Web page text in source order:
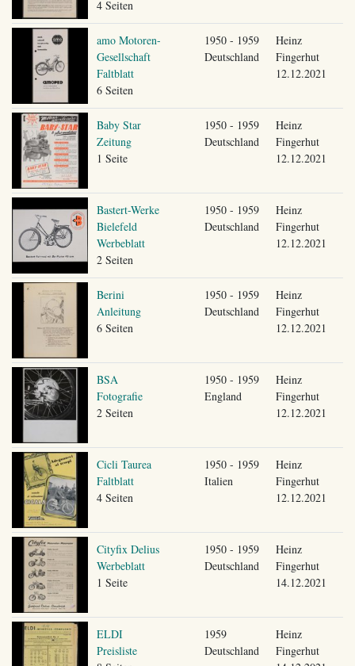
4 Seiten
amo Motoren-
Gesellschaft
Faltblatt
6 Seiten
1950 - 1959
Deutschland
Heinz
Fingerhut
12.12.2021
Baby Star
Zeitung
1 Seite
1950 - 1959
Deutschland
Heinz
Fingerhut
12.12.2021
Bastert-Werke
Bielefeld
Werbeblatt
2 Seiten
1950 - 1959
Deutschland
Heinz
Fingerhut
12.12.2021
Berini
Anleitung
6 Seiten
1950 - 1959
Deutschland
Heinz
Fingerhut
12.12.2021
BSA
Fotografie
2 Seiten
1950 - 1959
England
Heinz
Fingerhut
12.12.2021
Cicli Taurea
Faltblatt
4 Seiten
1950 - 1959
Italien
Heinz
Fingerhut
12.12.2021
Cityfix Delius
Werbeblatt
1 Seite
1950 - 1959
Deutschland
Heinz
Fingerhut
14.12.2021
ELDI
Preisliste
1959
Deutschland
Heinz
Fingerhut